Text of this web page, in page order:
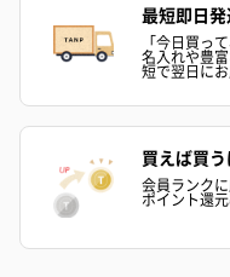
ハンドクリーム3本セッ
ト【ありがとう】
（1,100円）
リラックスグッズ
最短即日
「今日買っ
名入れや豊
短で翌日に
買えば買
会員ランク
ポイント還